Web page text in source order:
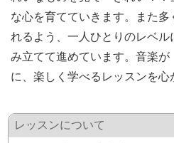
な心を育てていきます。また
れるよう、一人ひとりのレベル
み立てて進めています。音楽が
に、楽しく学べるレッスンを心
レッスンについて